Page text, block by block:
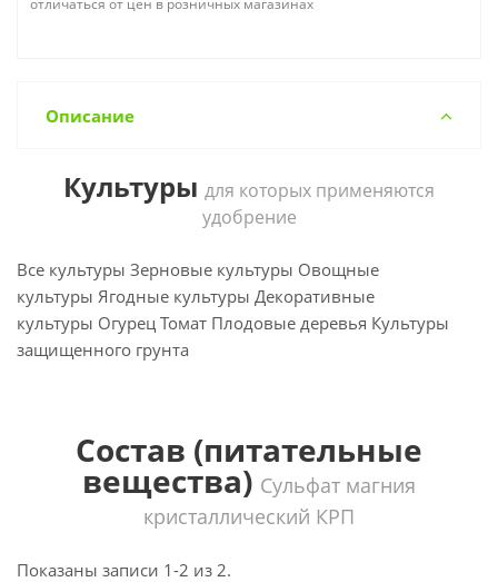
отличаться от цен в розничных магазинах
Описание
Культуры для которых применяются
удобрение
Все культуры Зерновые культуры Овощные
культуры Ягодные культуры Декоративные
культуры Огурец Томат Плодовые деревья Культуры
защищенного грунта
Состав (питательные
вещества) Сульфат магния
кристаллический КРП
Показаны записи 1-2 из 2.